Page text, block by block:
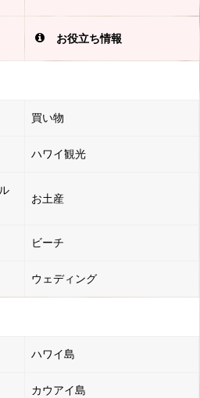
お役立ち情報
買い物
ハワイ観光
お土産
ビーチ
ウェディング
ハワイ島
カウアイ島